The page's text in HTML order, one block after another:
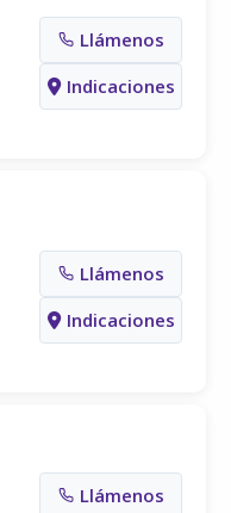
Llámenos
Indicaciones
Llámenos
Indicaciones
Llámenos